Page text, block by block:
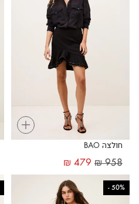
+
חולצה BAO
₪958
₪ 479
50%
-